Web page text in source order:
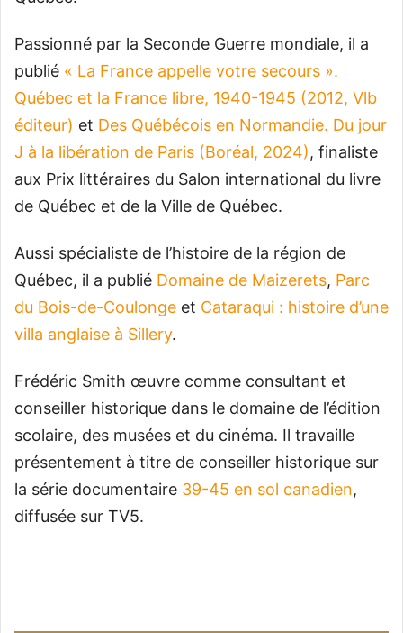
Passionné par la Seconde Guerre mondiale, il a
publié « La France appelle votre secours ».
Québec et la France libre, 1940-1945 (2012, Vlb
éditeur) et Des Québécois en Normandie. Du jour
J à la libération de Paris (Boréal, 2024), finaliste
aux Prix littéraires du Salon international du livre
de Québec et de la Ville de Québec.
Aussi spécialiste de l’histoire de la région de
Québec, il a publié Domaine de Maizerets, Parc
du Bois-de-Coulonge et Cataraqui : histoire d’une
villa anglaise à Sillery.
Frédéric Smith œuvre comme consultant et
conseiller historique dans le domaine de l’édition
scolaire, des musées et du cinéma. Il travaille
présentement à titre de conseiller historique sur
la série documentaire 39-45 en sol canadien,
diffusée sur TV5.